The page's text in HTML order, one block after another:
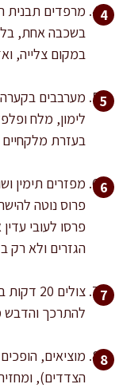
מרפדים תבנית
בשכבה אחת,
במקום צלייה,
מערבבים
לימון, מלח
בעזרת
מפזרים תימין
פרסו לעובי
הגזרים ולא רק
צולים
להתרכך
מוציאים,